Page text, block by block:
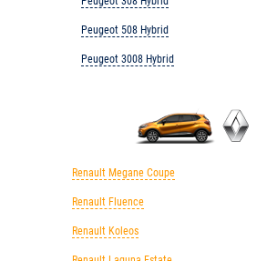
Peugeot 508 Hybrid
Peugeot 3008 Hybrid
Renault Megane Coupe
Renault Fluence
Renault Koleos